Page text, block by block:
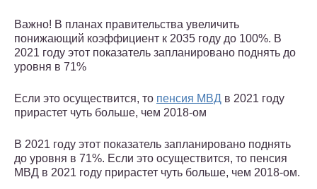
Важно! В планах правительства увеличить
понижающий коэффициент к 2035 году до 100%. В
2021 году этот показатель запланировано поднять до
уровня в 71%
Если это осуществится, то пенсия МВД в 2021 году
прирастет чуть больше, чем 2018-ом
В 2021 году этот показатель запланировано поднять
до уровня в 71%. Если это осуществится, то пенсия
МВД в 2021 году прирастет чуть больше, чем 2018-ом.